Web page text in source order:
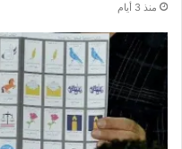
منذ 3 أيام